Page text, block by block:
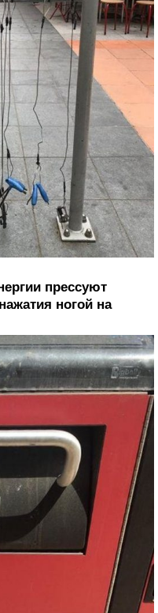
прессуют
ногой на